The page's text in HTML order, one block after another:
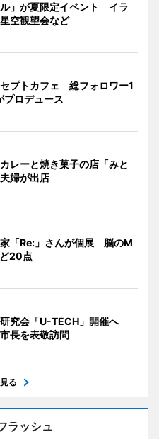
」が夏限定イベント イラ
空観望会など
プトカフェ 総フォロワー1
ロデュース
レーと焼き菓子の店「みと
婦が出店
「Re:」さんが個展 脳のM
20点
究会「U-TECH」開催へ
長を表敬訪問
る
ラッシュ